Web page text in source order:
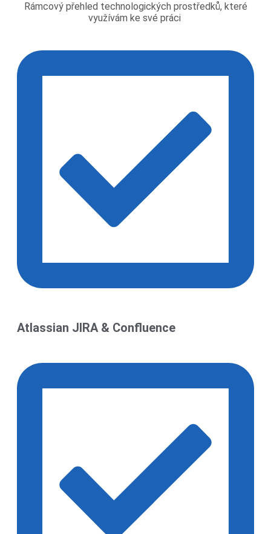
Rámcový přehled technologických prostředků, které
využívám ke své práci
Atlassian JIRA & Confluence